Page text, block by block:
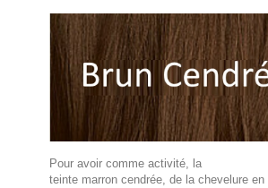
Pour avoir comme activité, la
teinte marron cendrée, de la chevelure en